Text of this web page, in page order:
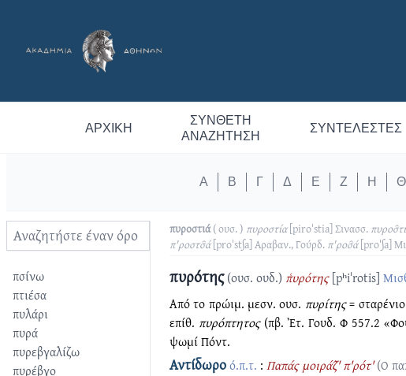
ΑΡΧΙΚΉ
ΣΎΝΘΕΤΗ
ΑΝΑΖΉΤΗΣΗ
ΣΥΝΤΕΛΕΣΤΈΣ
Α Β Γ Δ Ε Ζ Η Θ
πσίνω
πτιέσα
πυλάρι
πυρά
πυρεβγαλίζω
πυρέβγο
πυροστιά( ουσ. ) πυροστία [piroˈstia] Σινασσ.
π'ροστσ̑ά [proˈstʃa] Αραβαν., Γούρδ. π'ροσ̑ά [proˈʃa]
πυρότης(ουσ. ουδ.) π͑υρότης [pʰiˈrotis]
Από το πρώιμ. μεσν. ουσ. πυρίτης=
επίθ. πυρόπτητος(πβ. Ἐτ. Γουδ. Φ 557.2
ψωμί Πόντ.
Αντίδωροό.π.τ. : Παπάς μοιράζ̑' π'ρότ' (Ο